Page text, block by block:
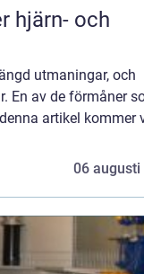
utmaningar, och
En av de förmåner
artikel kommer
06 augusti